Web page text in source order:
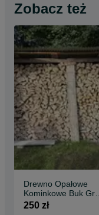
Zobacz też
Drewno Opałowe
Kominkowe Buk Grab
Sezonowany
250 zł